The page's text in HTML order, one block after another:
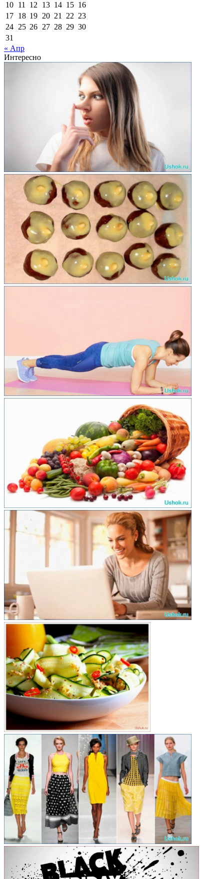
10 11 12 13 14 15 16
17 18 19 20 21 22 23
24 25 26 27 28 29 30
31
« Апр
Интересно